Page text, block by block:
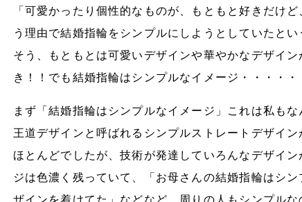
「可愛かったり個性的なものが、もともと好きだけ
う理由で結婚指輪をシンプルにしようとしていたとい
そう、もともとは可愛いデザインや華やかなデザイ
き！！でも結婚指輪はシンプルなイメージ・・・・
まず「結婚指輪はシンプルなイメージ」これは私も
王道デザインと呼ばれるシンプルストレートデザイ
ほとんどでしたが、技術が発達していろんなデザイ
ジは色濃く残っていて、「お母さんの結婚指輪はシ
ザインを着けてた」などなど、周りの人もシンプル